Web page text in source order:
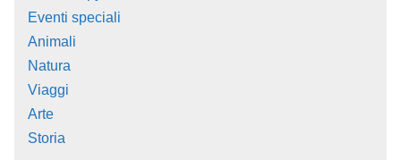
Eventi speciali
Animali
Natura
Viaggi
Arte
Storia